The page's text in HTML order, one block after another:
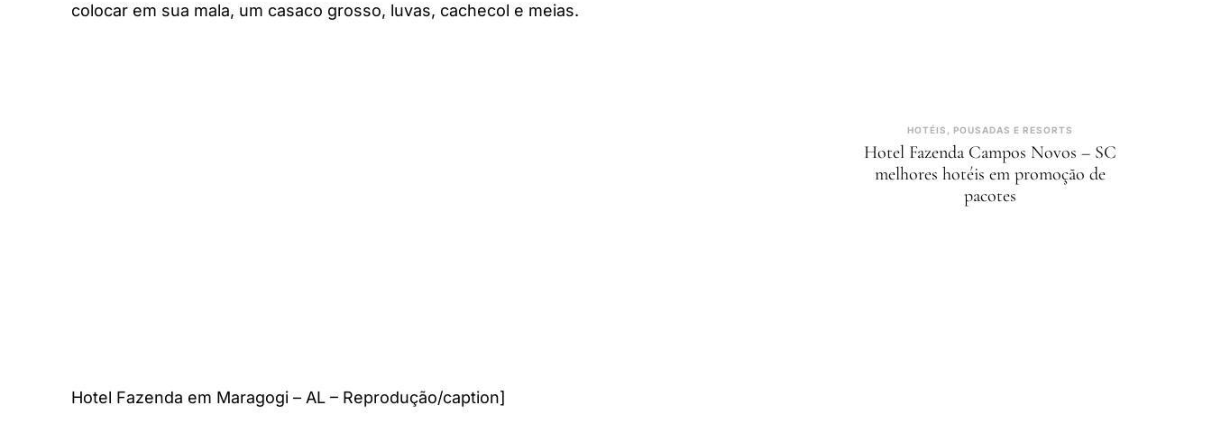
colocar em sua mala, um casaco grosso, luvas, cachecol e meias.
Hotel Fazenda em Maragogi – AL – Reprodução/caption]
HOTÉIS, POUSADAS E RESORTS
Hotel Fazenda Campos Novos – SC
melhores hotéis em promoção de
pacotes